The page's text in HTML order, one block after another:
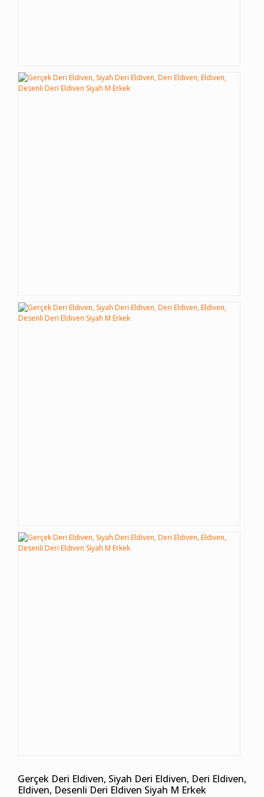
Gerçek Deri Eldiven, Siyah Deri Eldiven, Deri Eldiven,
Eldiven, Desenli Deri Eldiven Siyah M Erkek